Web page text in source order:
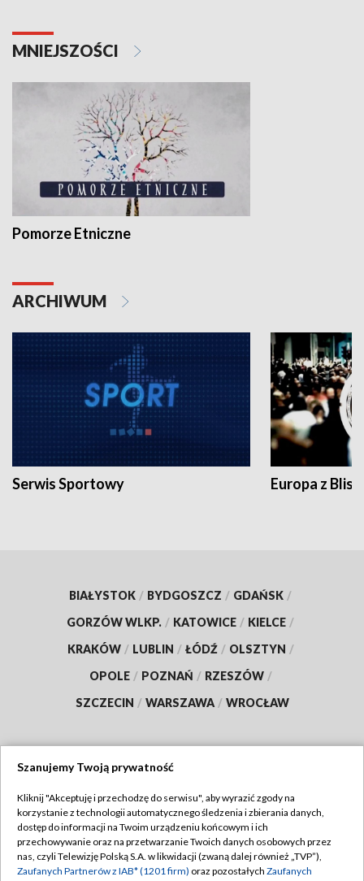
MNIEJSZOŚCI
Pomorze Etniczne
ARCHIWUM
Serwis Sportowy Europa z
BIAŁYSTOK / BYDGOSZCZ / GDAŃSK /
GORZÓW WLKP. / KATOWICE / KIELCE /
KRAKÓW / LUBLIN / ŁÓDŹ / OLSZTYN /
OPOLE / POZNAŃ / RZESZÓW /
SZCZECIN / WARSZAWA / WROCŁAW
TVP
Abonament TVP
Emisja w TVP
Regulamin TVP
Polityka prywatności
Szanujemy Twoją prywatność
Kliknij "Akceptuję i przechodzę do serwisu", aby wyrazić zgody na
korzystanie z technologii automatycznego śledzenia i zbierania danych,
dostęp do informacji na Twoim urządzeniu końcowym i ich
przechowywanie oraz na przetwarzanie Twoich danych osobowych przez
nas, czyli Telewizję Polską S.A. w likwidacji (zwaną dalej również „TVP”),
Zaufanych Partnerów z IAB* (1201 firm) oraz pozostałych Zaufanych